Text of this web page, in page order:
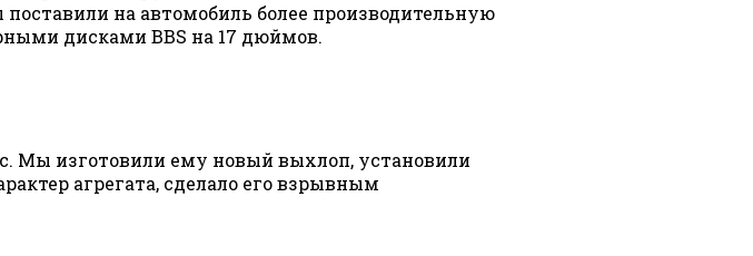
на автомобиль более производительную
дисками BBS на 17 дюймов.
Мы изготовили ему новый выхлоп, установили
агрегата, сделало его взрывным